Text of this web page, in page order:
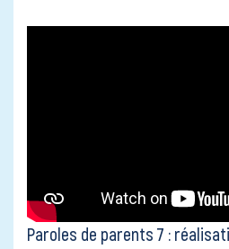
Paroles de parents 7 :